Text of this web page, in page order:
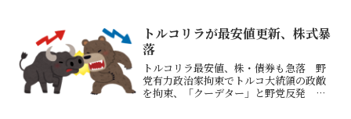
ース市場銘柄などが上昇先週起こった変
化が継続して日本市場...
トルコリラが最安値更新、株式暴
落
トルコリラ最安値、株・債券も急落 野
党有力政治家拘束でトルコ大統領の政敵
を拘束、「クーデター」と野党反発 通